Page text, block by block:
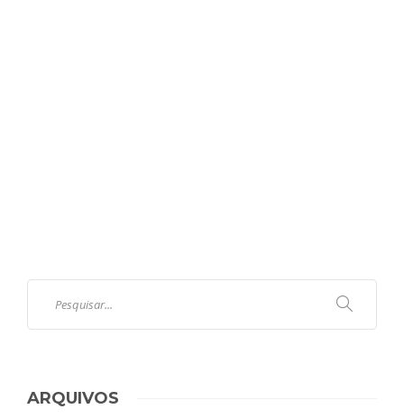
ARQUIVOS